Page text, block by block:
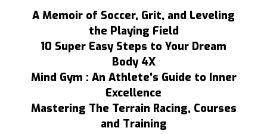
A Memoir of Soccer, Grit, and Leveling
the Playing Field
10 Super Easy Steps to Your Dream
Body 4X
Mind Gym : An Athlete's Guide to Inner
Excellence
Mastering The Terrain Racing, Courses
and Training